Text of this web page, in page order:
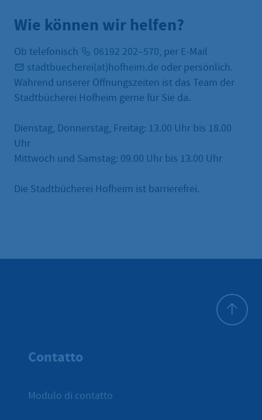
Wie können wir helfen?
Ob telefonisch 06192 202–570, per E-Mail
stadtbuecherei(at)hofheim.de oder persönlich.
Während unserer Öffnungszeiten ist das Team der
Stadtbücherei Hofheim gerne für Sie da.
Dienstag, Donnerstag, Freitag: 13.00 Uhr bis 18.00
Uhr
Mittwoch und Samstag: 09.00 Uhr bis 13.00 Uhr
Die Stadtbücherei Hofheim ist barrierefrei.
Contatto
Modulo di contatto